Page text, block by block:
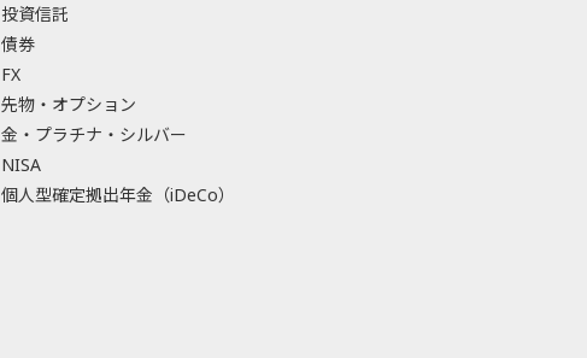
投資信託
債券
FX
先物・オプション
金・プラチナ・シルバー
NISA
個人型確定拠出年金（iDeCo）